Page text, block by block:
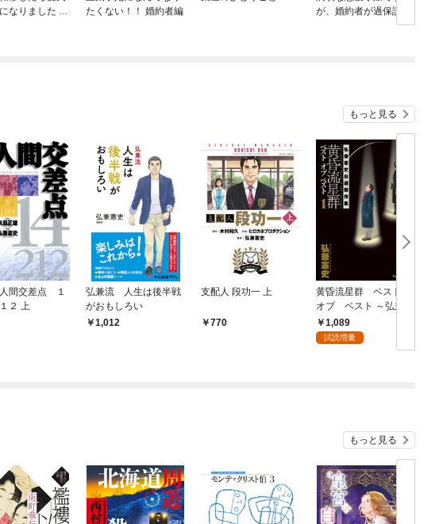
なりました ～
たくない！！ 婚約者編
が、婚約者が過保護す
ぎて逃げ出したい(私た
もっと見る
間交差点 １
２ 上
弘兼流 人生は後半戦
がおもしろい
1,012
支配人 段功一 上
770
黄昏流星群 ベスト
オブ ベスト ～弘兼憲
史自選傑作集～（１）
1,089
試読増量
もっと見る